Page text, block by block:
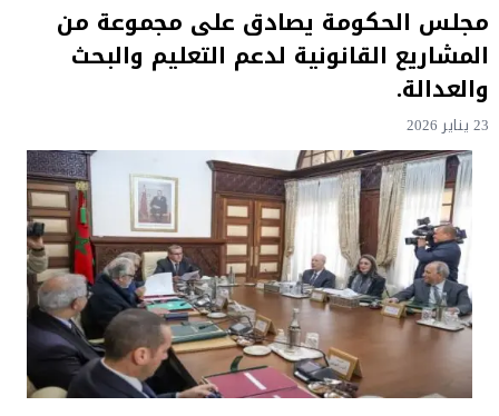
مجلس الحكومة يصادق على مجموعة من
المشاريع القانونية لدعم التعليم والبحث
والعدالة.
23 يناير 2026